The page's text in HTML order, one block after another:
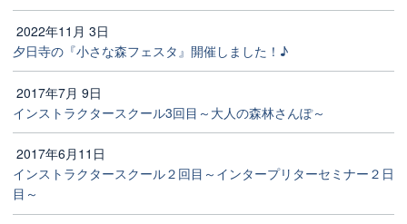
2022年11月 3日
夕日寺の『小さな森フェスタ』開催しました！♪
2017年7月 9日
インストラクタースクール3回目～大人の森林さんぽ～
2017年6月11日
インストラクタースクール２回目～インタープリターセミナー２日
目～